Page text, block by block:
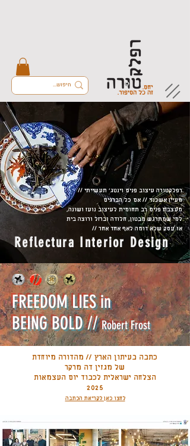
רפלקטורה עיצוב פנים וינטג׳ תעשייתי //
מעיין אשכנזי // אם כל הברגים
מעצבת פנים רב תחומית לעיצוב נועז ושונה,
למי שמתרגש מבטון, חלודה וברזל ורוצה בית
או עסקשלא דומה לאף אחד אחר //
Reflectura Interior Design
FREEDOM LIES in
BEING BOLD // Robert Frost
כתבה בעיתון הארץ // מהדורה מיוחדת
של מגזין דה מרקר
הצלחה ישראלית לכבוד יום העצמאות
2025
לחצו כאן לקריאת הכתבה